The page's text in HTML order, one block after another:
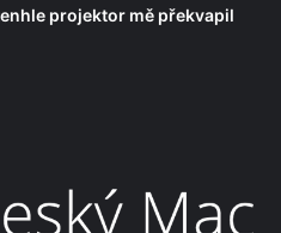
projektor mě překvapil